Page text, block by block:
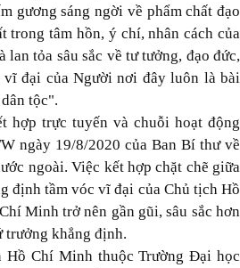
gương sáng ngời về phẩm chất đạo
trong tâm hồn, ý chí, nhân cách của
tỏa sâu sắc về tư tưởng, đạo đức,
vĩ đại của Người nơi đây luôn là bài
tộc".
hợp trực tuyến và chuỗi hoạt động
ngày 19/8/2020 của Ban Bí thư về
ngoài. Việc kết hợp chặt chẽ giữa
định tầm vóc vĩ đại của Chủ tịch Hồ
Minh trở nên gần gũi, sâu sắc hơn
trưởng khẳng định.
Chí Minh thuộc Trường Đại học